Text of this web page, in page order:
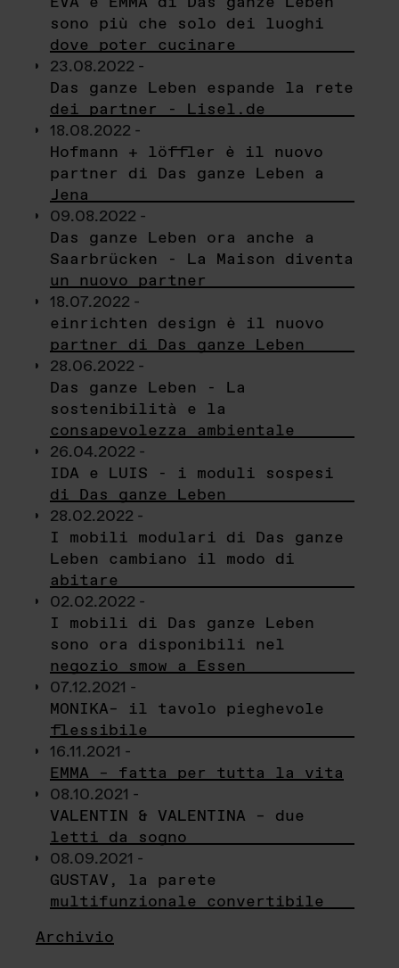
sono più che solo dei luoghi
dove poter cucinare
23.08.2022 -
Das ganze Leben espande la rete
dei partner - Lisel.de
18.08.2022 -
Hofmann + löffler è il nuovo
partner di Das ganze Leben a
Jena
09.08.2022 -
Das ganze Leben ora anche a
Saarbrücken - La Maison diventa
un nuovo partner
18.07.2022 -
einrichten design è il nuovo
partner di Das ganze Leben
28.06.2022 -
Das ganze Leben - La
sostenibilità e la
consapevolezza ambientale
26.04.2022 -
IDA e LUIS - i moduli sospesi
di Das ganze Leben
28.02.2022 -
I mobili modulari di Das ganze
Leben cambiano il modo di
abitare
02.02.2022 -
I mobili di Das ganze Leben
sono ora disponibili nel
negozio smow a Essen
07.12.2021 -
MONIKA– il tavolo pieghevole
flessibile
16.11.2021 -
EMMA – fatta per tutta la vita
08.10.2021 -
VALENTIN & VALENTINA – due
letti da sogno
08.09.2021 -
GUSTAV, la parete
multifunzionale convertibile
Archivio